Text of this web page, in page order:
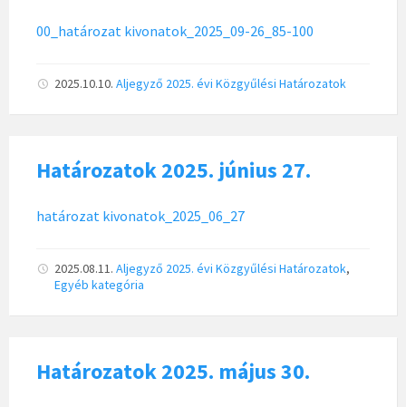
00_határozat kivonatok_2025_09-26_85-100
2025.10.10. Aljegyző 2025. évi Közgyűlési Határozatok
Határozatok 2025. június 27.
határozat kivonatok_2025_06_27
2025.08.11. Aljegyző 2025. évi Közgyűlési Határozatok,
Egyéb kategória
Határozatok 2025. május 30.